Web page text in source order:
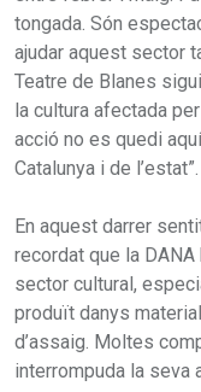
tongada. Són
ajudar aquest sector
Teatre de Blanes
la cultura afectada
acció no es quedi
Catalunya i de l’estat”.
En aquest darrer
recordat que la
sector cultural,
produït danys
d’assaig. Moltes
interrompuda la seva